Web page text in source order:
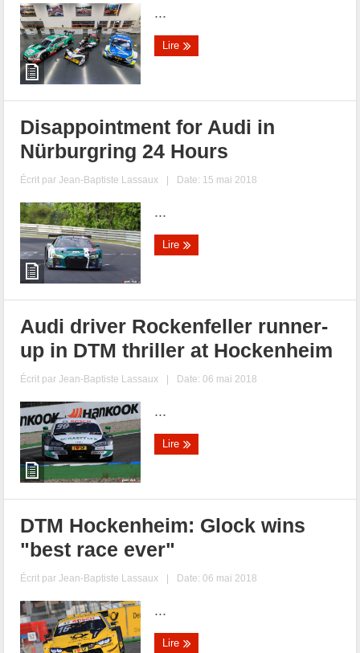
...
Lire
Disappointment for Audi in
Nürburgring 24 Hours
Écrit parJean-Baptiste Lassaux | Date: 15 mai 2018
...
Lire
Audi driver Rockenfeller runner-
up in DTM thriller at Hockenheim
Écrit parJean-Baptiste Lassaux | Date: 06 mai 2018
...
Lire
DTM Hockenheim: Glock wins
"best race ever"
Écrit parJean-Baptiste Lassaux | Date: 06 mai 2018
...
Lire